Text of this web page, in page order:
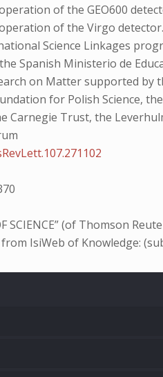
of the GEO600
of the Virgo
Science Linkages
Spanish Ministerio de
on Matter supported by
for Polish Science,
Carnegie Trust, the
SCIENCE” (of Thomson
IsiWeb of Knowledge: